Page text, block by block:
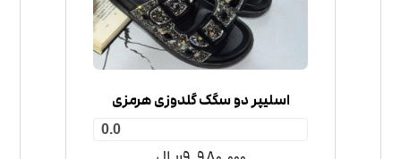
اسلیپر دو سگک گلدوزی هرمزی
0.0